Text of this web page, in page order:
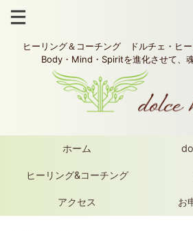
ヒーリング＆コーチング ドルチェ・ヒ
Body・Mind・Spiritを進化させて、
ホーム
ヒーリング&コーチング
アクセス お